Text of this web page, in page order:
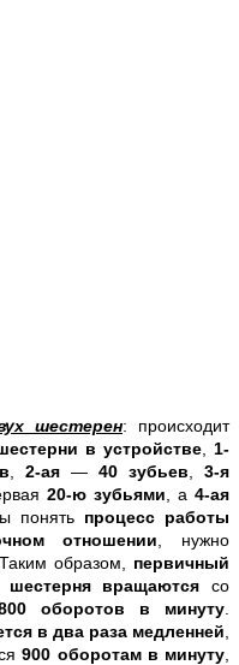
шестерен: происходит
в устройстве
1-
2-ая — 40 зубьев
3-я
20-ю зубьями , а4-ая
понять процесс работы
отношении , нужно
образом, первичный
шестерня вращаются со
оборотов в минуту
в два раза медленней
900 оборотам в минуту